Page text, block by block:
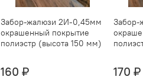
Забор-жалюзи 2И-0,45мм
окрашенный покрытие
полиэстр (высота 150 мм)
160 ₽ 170 ₽